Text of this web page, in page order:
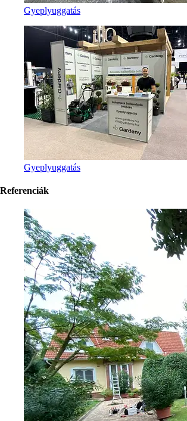
Gyeplyuggatás
Gyeplyuggatás
Referenciák